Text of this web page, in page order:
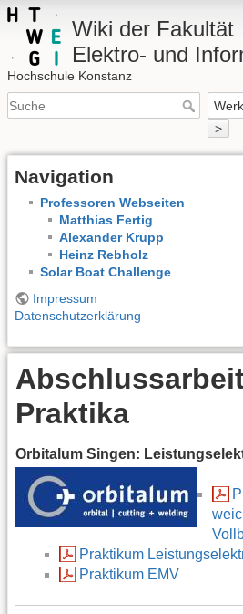
Wiki der Fakultät
Elektro- und
Hochschule Konstanz
>
Navigation
Professoren Webseiten
Matthias Fertig
Alexander Krupp
Heinz Rebholz
Solar Boat Challenge
Impressum
Datenschutzerklärung
Praktika
Orbitalum Singen:
Praktikum
Praktikum EMV